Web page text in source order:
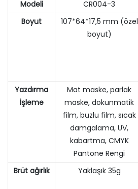
Modeli CR004-3
Boyut
107*64*17,5 mm (özel
boyut)
Yazdırma
İşleme
Mat maske, parlak
maske, dokunmatik
film, buzlu film, sıcak
damgalama, UV,
kabartma, CMYK
Pantone Rengi
Brüt ağırlık Yaklaşık 35g